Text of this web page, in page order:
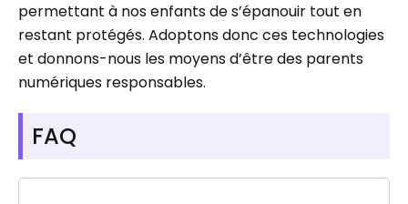
permettant à nos enfants de s’épanouir tout en
restant protégés. Adoptons donc ces technologies
et donnons-nous les moyens d’être des parents
numériques responsables.
FAQ